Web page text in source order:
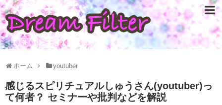
ホーム youtuber
感じるスピリチュアルしゅうさん(youtuber)っ
て何者？ セミナーや批判などを解説